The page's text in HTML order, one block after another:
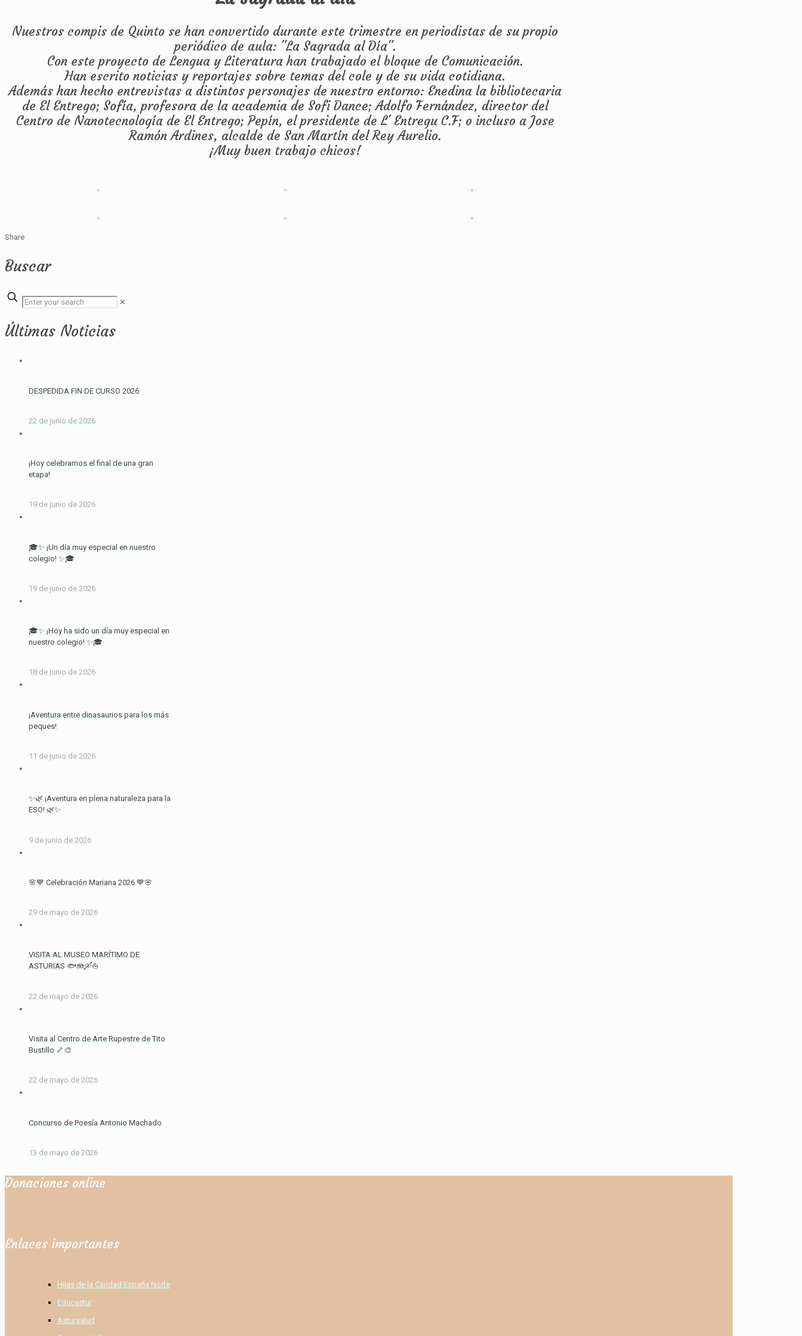
Nuestros compis de Quinto se han convertido durante este trimestre en periodistas de su propio
periódico de aula: "La Sagrada al Día".
Con este proyecto de Lengua y Literatura han trabajado el bloque de Comunicación.
Han escrito noticias y reportajes sobre temas del cole y de su vida cotidiana.
Además han hecho entrevistas a distintos personajes de nuestro entorno: Enedina la bibliotecaria
de El Entrego; Sofía, profesora de la academia de Sofi Dance; Adolfo Fernández, director del
Centro de Nanotecnología de El Entrego; Pepín, el presidente de L' Entregu C.F; o incluso a Jose
Ramón Ardines, alcalde de San Martín del Rey Aurelio.
¡Muy buen trabajo chicos!
Share
Buscar
✕
Últimas Noticias
DESPEDIDA FIN DE CURSO 2026
22 de junio de 2026
¡Hoy celebramos el final de una gran
etapa!
19 de junio de 2026
🎓✨ ¡Un día muy especial en nuestro
colegio! ✨🎓
19 de junio de 2026
🎓✨ ¡Hoy ha sido un día muy especial en
nuestro colegio! ✨🎓
18 de junio de 2026
¡Aventura entre dinasaurios para los más
peques!
11 de junio de 2026
✨🌿 ¡Aventura en plena naturaleza para la
ESO! 🌿✨
9 de junio de 2026
🌸💙 Celebración Mariana 2026 💙🌸
29 de mayo de 2026
VISITA AL MUSEO MARÍTIMO DE
ASTURIAS 🐟🪼🛶⛵
22 de mayo de 2026
Visita al Centro de Arte Rupestre de Tito
Bustillo 🦴🎨
22 de mayo de 2026
Concurso de Poesía Antonio Machado
13 de mayo de 2026
Donaciones online
Enlaces importantes
Hijas de la Caridad España Norte
Educastur
Astursalud